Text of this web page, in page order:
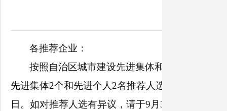
各推荐企业：
按照自治区城市建设先进集体和先进个人推
先进集体2个和先进个人2名推荐人选予以公示，
日。如对推荐人选有异议，请于9月30日18时前